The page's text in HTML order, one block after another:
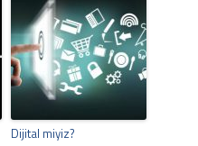
Dijital miyiz?